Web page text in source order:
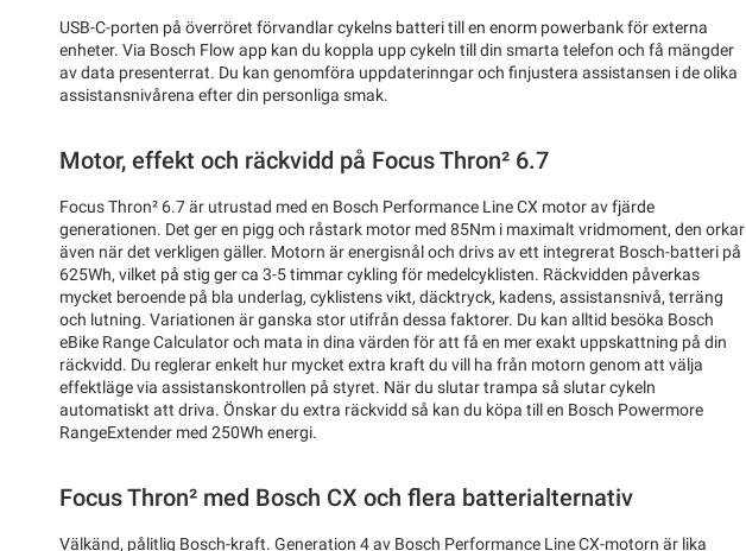
USB-C-porten på överröret förvandlar cykelns batteri till en enorm powerbank för externa
enheter. Via Bosch Flow app kan du koppla upp cykeln till din smarta telefon och få mängder
av data presenterrat. Du kan genomföra uppdaterinngar och finjustera assistansen i de olika
assistansnivårena efter din personliga smak.
Motor, effekt och räckvidd på Focus Thron² 6.7
Focus Thron² 6.7 är utrustad med en Bosch Performance Line CX motor av fjärde
generationen. Det ger en pigg och råstark motor med 85Nm i maximalt vridmoment, den orkar
även när det verkligen gäller. Motorn är energisnål och drivs av ett integrerat Bosch-batteri på
625Wh, vilket på stig ger ca 3-5 timmar cykling för medelcyklisten. Räckvidden påverkas
mycket beroende på bla underlag, cyklistens vikt, däcktryck, kadens, assistansnivå, terräng
och lutning. Variationen är ganska stor utifrån dessa faktorer. Du kan alltid besöka Bosch
eBike Range Calculator och mata in dina värden för att få en mer exakt uppskattning på din
räckvidd. Du reglerar enkelt hur mycket extra kraft du vill ha från motorn genom att välja
effektläge via assistanskontrollen på styret. När du slutar trampa så slutar cykeln
automatiskt att driva. Önskar du extra räckvidd så kan du köpa till en Bosch Powermore
RangeExtender med 250Wh energi.
Focus Thron² med Bosch CX och flera batterialternativ
Välkänd, pålitlig Bosch-kraft. Generation 4 av Bosch Performance Line CX-motorn är lika